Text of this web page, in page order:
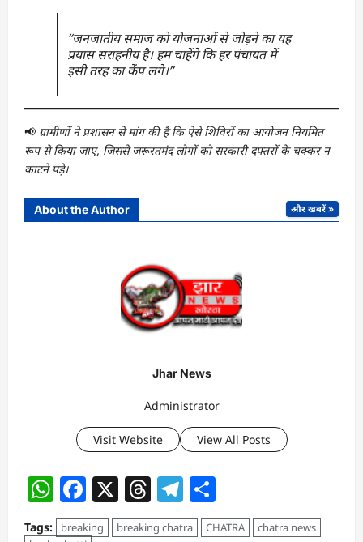
“जनजातीय समाज को योजनाओं से जोड़ने का यह
प्रयास सराहनीय है। हम चाहेंगे कि हर पंचायत में
इसी तरह का कैंप लगे।”
📢 ग्रामीणों ने प्रशासन से मांग की है कि ऐसे शिविरों का आयोजन नियमित
रूप से किया जाए, जिससे जरूरतमंद लोगों को सरकारी दफ्तरों के चक्कर न
काटने पड़े।
About the Author और खबरें »
Jhar News
Administrator
Visit Website View All Posts
WhatsApp
Facebook
X Threads
Telegram
Tags: breaking breaking chatra CHATRA
chatra news